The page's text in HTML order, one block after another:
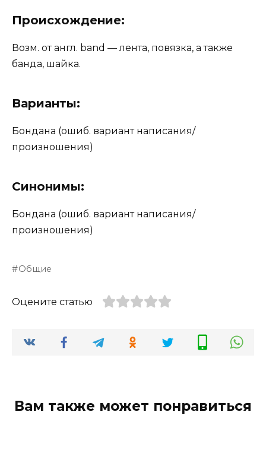
Происхождение:
Возм. от англ. band — лента, повязка, а также
банда, шайка.
Варианты:
Бондана (ошиб. вариант написания/
произношения)
Синонимы:
Бондана (ошиб. вариант написания/
произношения)
Общие
Оцените статью
Вам также может понравиться